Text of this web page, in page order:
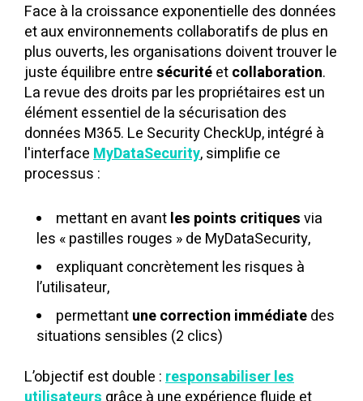
Face à la croissance exponentielle des données
et aux environnements collaboratifs de plus en
plus ouverts, les organisations doivent trouver le
juste équilibre entresécuritéetcollaboration.
La revue des droits par les propriétaires est un
élément essentiel de la sécurisation des
données M365. Le Security CheckUp, intégré à
l'interfaceMyDataSecurity, simplifie ce
processus :
mettant en avantles points critiquesvia
les « pastilles rouges » de MyDataSecurity,
expliquant concrètement les risques à
l’utilisateur,
permettantune correction immédiatedes
situations sensibles (2 clics)
L’objectif est double :responsabiliser les